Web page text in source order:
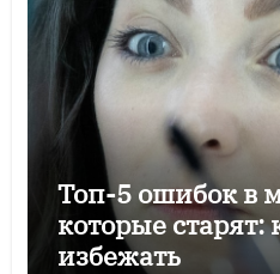
Топ-5 ошибок в
которые старят:
избежать